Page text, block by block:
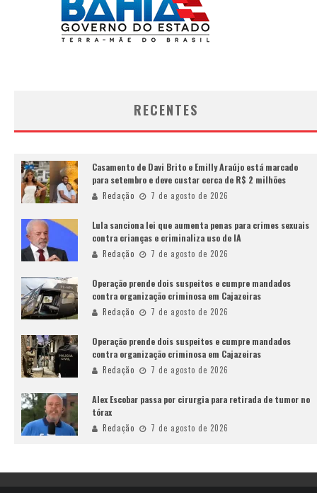
RECENTES
Casamento de Davi Brito e Emilly Araújo está marcado
para setembro e deve custar cerca de R$ 2 milhões
Redação 7 de agosto de 2026
Lula sanciona lei que aumenta penas para crimes sexuais
contra crianças e criminaliza uso de IA
Redação 7 de agosto de 2026
Operação prende dois suspeitos e cumpre mandados
contra organização criminosa em Cajazeiras
Redação 7 de agosto de 2026
Operação prende dois suspeitos e cumpre mandados
contra organização criminosa em Cajazeiras
Redação 7 de agosto de 2026
Alex Escobar passa por cirurgia para retirada de tumor no
tórax
Redação 7 de agosto de 2026